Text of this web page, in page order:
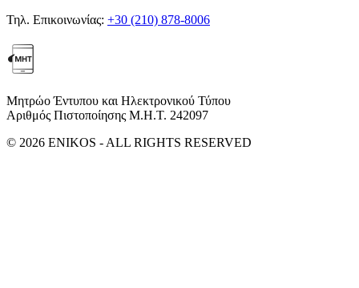
Τηλ. Επικοινωνίας: +30 (210) 878-8006
Μητρώο Έντυπου και Ηλεκτρονικού Τύπου
Αριθμός Πιστοποίησης Μ.Η.Τ. 242097
© 2026 ENIKOS - ALL RIGHTS RESERVED